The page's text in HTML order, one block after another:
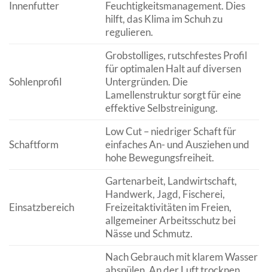
Innenfutter
Feuchtigkeitsmanagement. Dies
hilft, das Klima im Schuh zu
regulieren.
Sohlenprofil
Grobstolliges, rutschfestes Profil
für optimalen Halt auf diversen
Untergründen. Die
Lamellenstruktur sorgt für eine
effektive Selbstreinigung.
Schaftform
Low Cut – niedriger Schaft für
einfaches An- und Ausziehen und
hohe Bewegungsfreiheit.
Einsatzbereich
Gartenarbeit, Landwirtschaft,
Handwerk, Jagd, Fischerei,
Freizeitaktivitäten im Freien,
allgemeiner Arbeitsschutz bei
Nässe und Schmutz.
Nach Gebrauch mit klarem Wasser